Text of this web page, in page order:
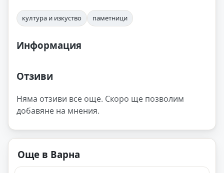
култура и изкуство паметници
Информация
Отзиви
Няма отзиви все още. Скоро ще позволим
добавяне на мнения.
Още в Варна